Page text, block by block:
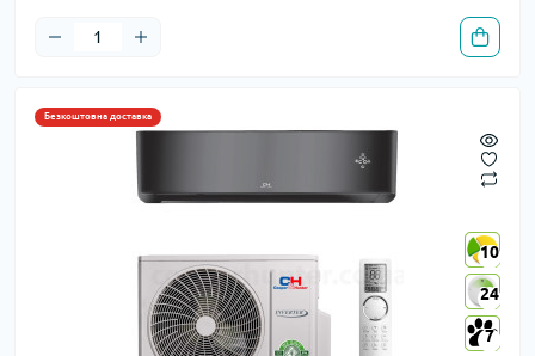
Безкоштовна доставка
10
24
7
10
24
7